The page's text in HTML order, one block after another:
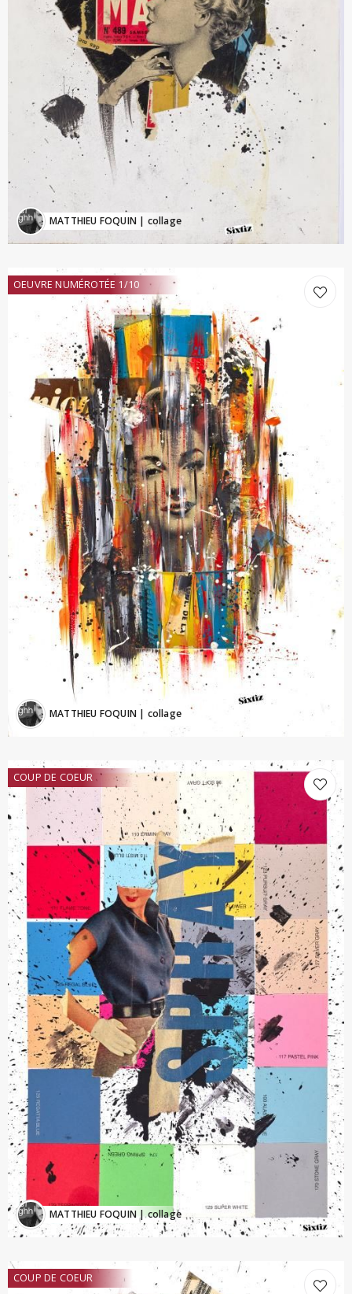
MATTHIEU FOQUIN | collage
OEUVRE NUMÉROTÉE 1/10
MATTHIEU FOQUIN | collage
COUP DE COEUR
MATTHIEU FOQUIN | collage
COUP DE COEUR